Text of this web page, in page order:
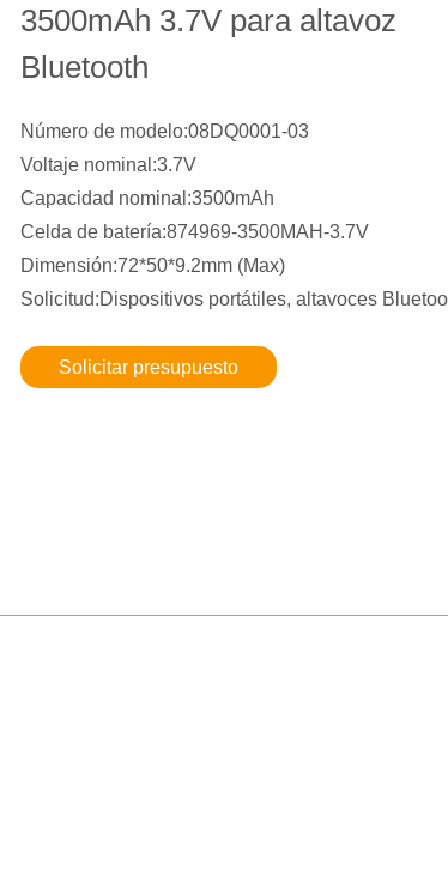
3500mAh 3.7V para altavoz
Bluetooth
Número de modelo:08DQ0001-03
Voltaje nominal:3.7V
Capacidad nominal:3500mAh
Celda de batería:874969-3500MAH-3.7V
Dimensión:72*50*9.2mm (Max)
Solicitud:Dispositivos portátiles, altavoces
Solicitar presupuesto